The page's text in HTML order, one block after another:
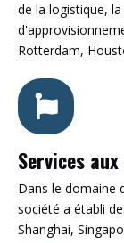
de la logistique,
Rotterdam,
Services
Dans le domaine
société a établi
Shanghai,